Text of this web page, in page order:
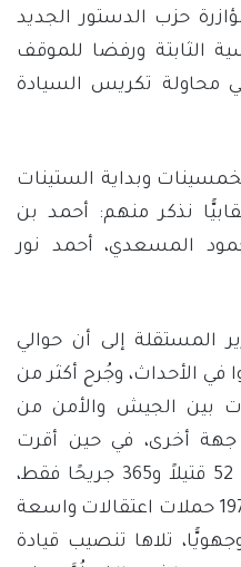
حزب الدستور الجديد
الثابتة ورفضا للموقف
محاولة تكريس السيادة
وبداية الستينات
القرن الماضي نحو 13 نقابيًّا نذكر منهم: أحمد بن
المسعدي، أحمد نور
المستقلة إلى أن حوالي
الأحداث، وجُرح أكثر من
بين الجيش والأمن من
جهة أخرى، في حين أقرت
حكومة الهادي نويرة بسقوط 52 قتيلاً و365 جريحًا فقط،
كما شهد يوم 26 من جانفي 1978 حملات اعتقالات واسعة
تلاها تنصيب قيادة